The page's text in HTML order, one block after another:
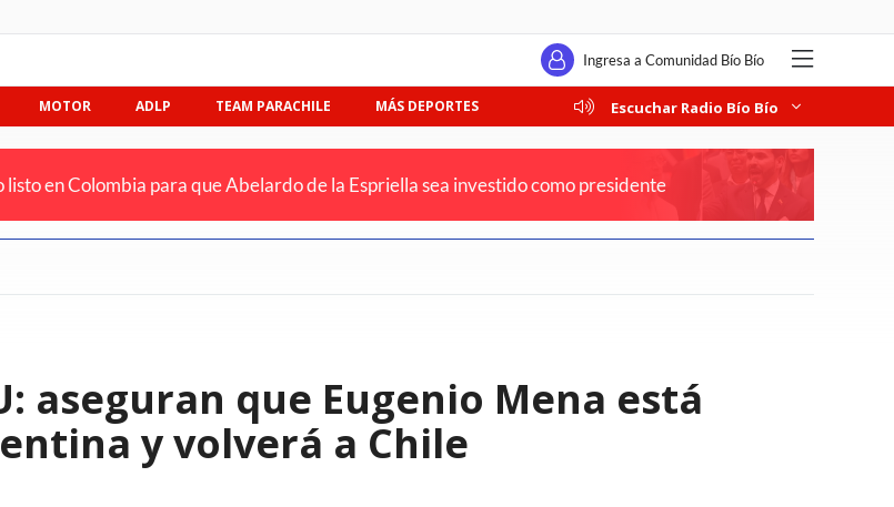
Ingresa a Comunidad Bío Bío
MOTOR ADLP TEAM PARACHILE MÁS DEPORTES Escuchar Radio Bío Bío
listo en Colombia para que Abelardo de la Espriella sea investido como presidente
aseguran que Eugenio Mena está
y volverá a Chile